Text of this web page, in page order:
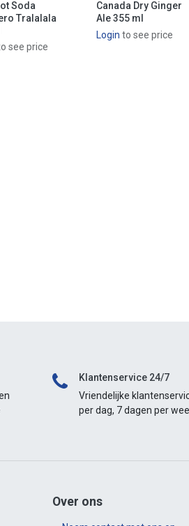
Soda
Tralalala
see price
Canada Dry Ginger
Ale 355 ml
Login to see price
Klantenservice 24/7
Vriendelijke
per dag, 7 dagen per
Over ons